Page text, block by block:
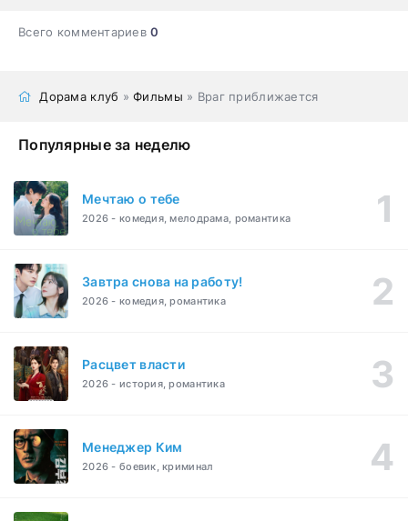
Всего комментариев0
Дорама клуб »Фильмы » Враг приближается
Популярные за неделю
Мечтаю о тебе
2026 - комедия, мелодрама, романтика
Завтра снова на работу!
2026 - комедия, романтика
Расцвет власти
2026 - история, романтика
Менеджер Ким
2026 - боевик, криминал